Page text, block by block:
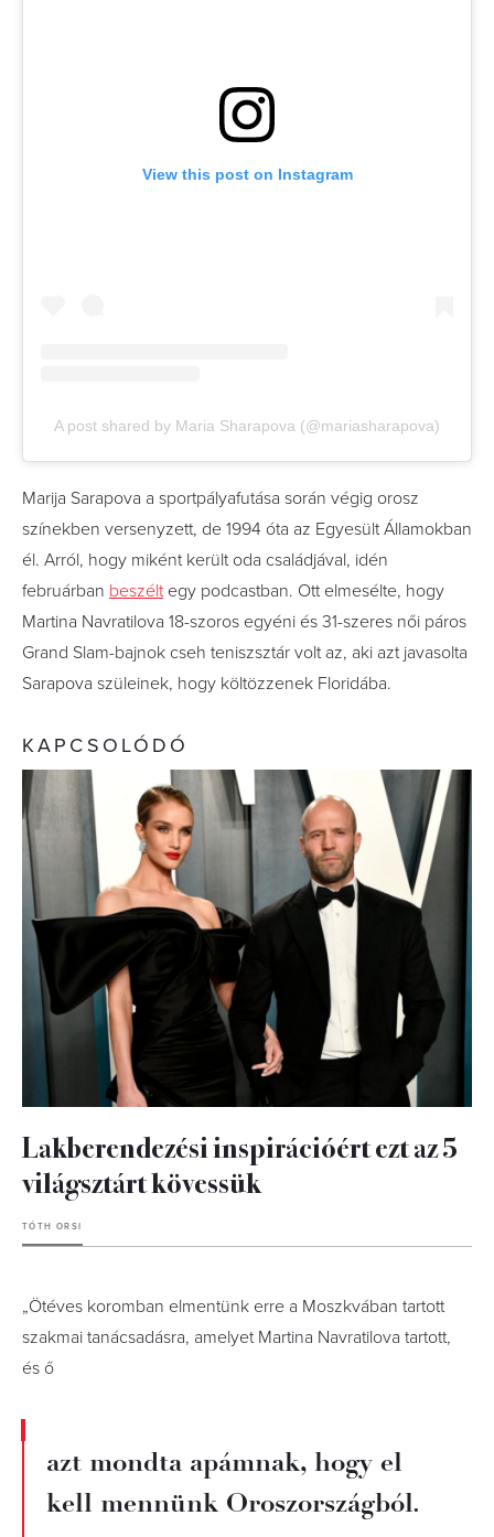
View this post on Instagram
A post shared by Maria Sharapova (@mariasharapova)
Marija Sarapova a sportpályafutása során végig orosz
színekben versenyzett, de 1994 óta az Egyesült Államokban
él. Arról, hogy miként került oda családjával, idén
februárban beszéltegy podcastban. Ott elmesélte, hogy
Martina Navratilova 18-szoros egyéni és 31-szeres női páros
Grand Slam-bajnok cseh teniszsztár volt az, aki azt javasolta
Sarapova szüleinek, hogy költözzenek Floridába.
KAPCSOLÓDÓ
Lakberendezési inspirációért ezt az 5
világsztárt kövessük
TÓTH ORSI
„Ötéves koromban elmentünk erre a Moszkvában tartott
szakmai tanácsadásra, amelyet Martina Navratilova tartott,
és ő
azt mondta apámnak, hogy el
kell mennünk Oroszországból.